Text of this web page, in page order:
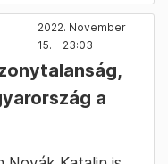
2022. November
15. – 23:03
a